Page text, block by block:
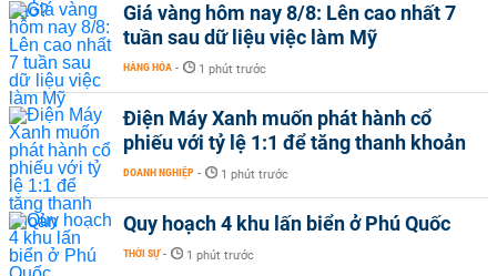
Giá vàng hôm nay 8/8: Lên cao nhất 7
tuần sau dữ liệu việc làm Mỹ
HÀNG HÓA - 1 phút trước
Điện Máy Xanh muốn phát hành cổ
phiếu với tỷ lệ 1:1 để tăng thanh khoản
DOANH NGHIỆP - 1 phút trước
Quy hoạch 4 khu lấn biển ở Phú Quốc
THỜI SỰ - 1 phút trước